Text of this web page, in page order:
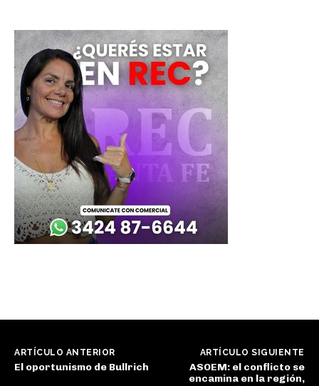
ARTÍCULO ANTERIOR
El oportunismo de Bullrich
ARTÍCULO SIGUIENTE
ASOEM: el conflicto se
encamina en la región,